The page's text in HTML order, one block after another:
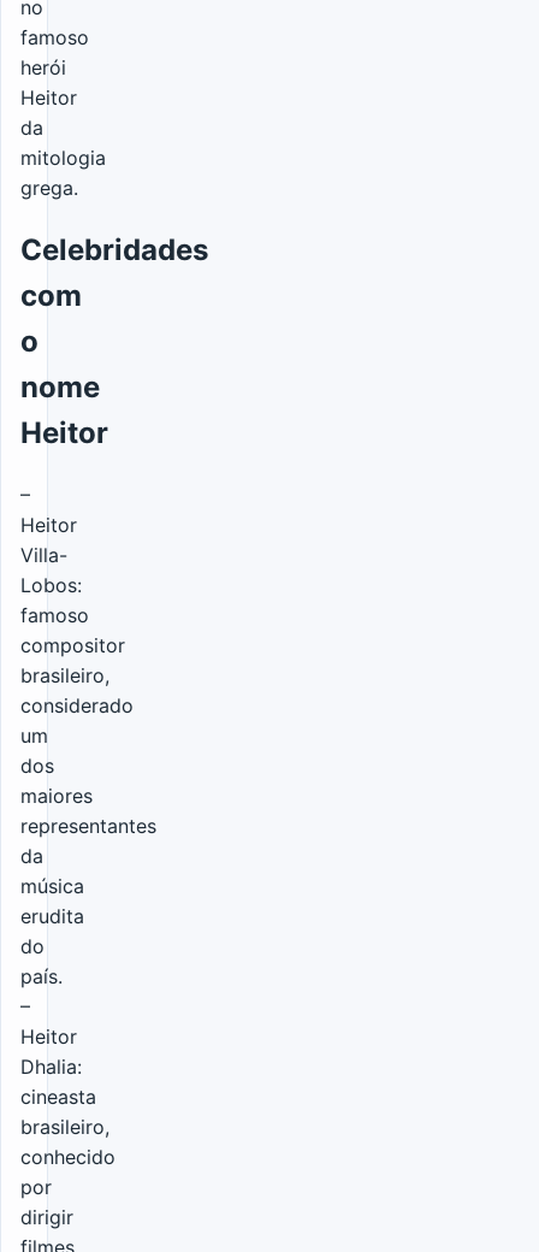
no
famoso
herói
Heitor
da
mitologia
grega.
Celebridades
com
o
nome
Heitor
–
Heitor
Villa-
Lobos:
famoso
compositor
brasileiro,
considerado
um
dos
maiores
representantes
da
música
erudita
do
país.
–
Heitor
Dhalia:
cineasta
brasileiro,
conhecido
por
dirigir
filmes